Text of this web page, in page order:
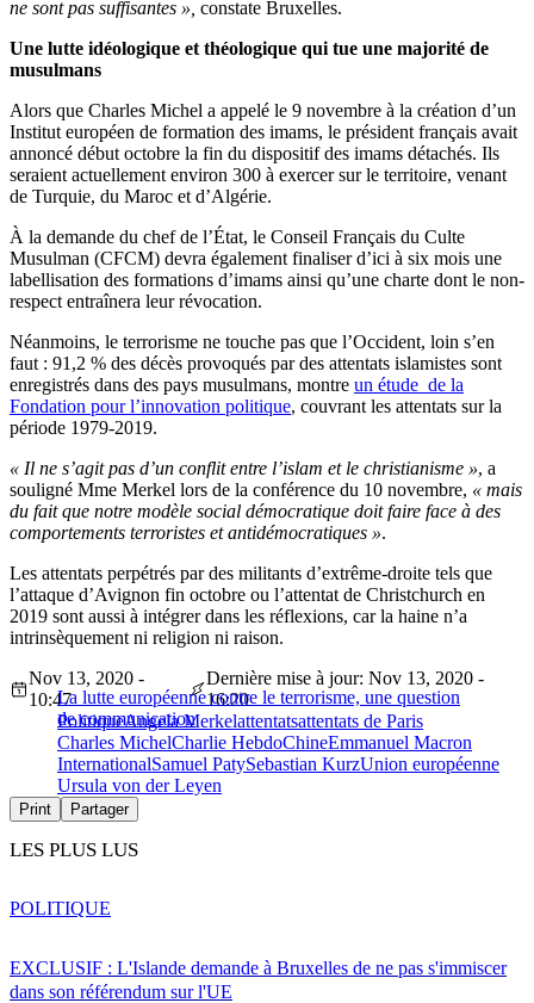
ne sont pas suffisantes », constate Bruxelles.
Une lutte idéologique et théologique qui tue une majorité de
musulmans
Alors que Charles Michel a appelé le 9 novembre à la création d’un
Institut européen de formation des imams, le président français avait
annoncé début octobre la fin du dispositif des imams détachés. Ils
seraient actuellement environ 300 à exercer sur le territoire, venant
de Turquie, du Maroc et d’Algérie.
À la demande du chef de l’État, le Conseil Français du Culte
Musulman (CFCM) devra également finaliser d’ici à six mois une
labellisation des formations d’imams ainsi qu’une charte dont le non-
respect entraînera leur révocation.
Néanmoins, le terrorisme ne touche pas que l’Occident, loin s’en
faut : 91,2 % des décès provoqués par des attentats islamistes sont
enregistrés dans des pays musulmans, montre un étude de la
Fondation pour l’innovation politique, couvrant les attentats sur la
période 1979-2019.
« Il ne s’agit pas d’un conflit entre l’islam et le christianisme », a
souligné Mme Merkel lors de la conférence du 10 novembre, « mais
du fait que notre modèle social démocratique doit faire face à des
comportements terroristes et antidémocratiques ».
Les attentats perpétrés par des militants d’extrême-droite tels que
l’attaque d’Avignon fin octobre ou l’attentat de Christchurch en
2019 sont aussi à intégrer dans les réflexions, car la haine n’a
intrinsèquement ni religion ni raison.
La lutte européenne contre le terrorisme, une question
de communication
Nov 13, 2020 -
10:47
Dernière mise à jour: Nov 13, 2020 -
16:20
PolitiqueAngela Merkelattentatsattentats de Paris
Charles MichelCharlie HebdoChineEmmanuel Macron
InternationalSamuel PatySebastian KurzUnion européenne
Ursula von der Leyen
Print Partager
LES PLUS LUS
EXCLUSIF : L'Islande demande à Bruxelles de ne pas s'immiscer
dans son référendum sur l'UE
POLITIQUE